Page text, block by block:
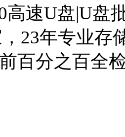
高速U盘|U盘
23年专业存
百分之百全